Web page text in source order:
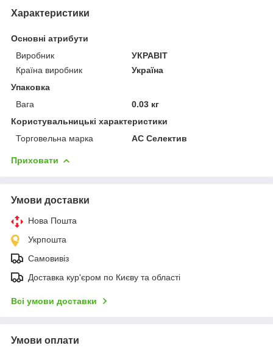
Характеристики
Основні атрибути
Виробник
УКРАВІТ
Країна виробник
Україна
Упаковка
Вага
0.03 кг
Користувальницькі характеристики
Торговельна марка
АС Селектив
Приховати
Умови доставки
Нова Пошта
Укрпошта
Самовивіз
Доставка кур'єром по Києву та області
Всі умови доставки
Умови оплати